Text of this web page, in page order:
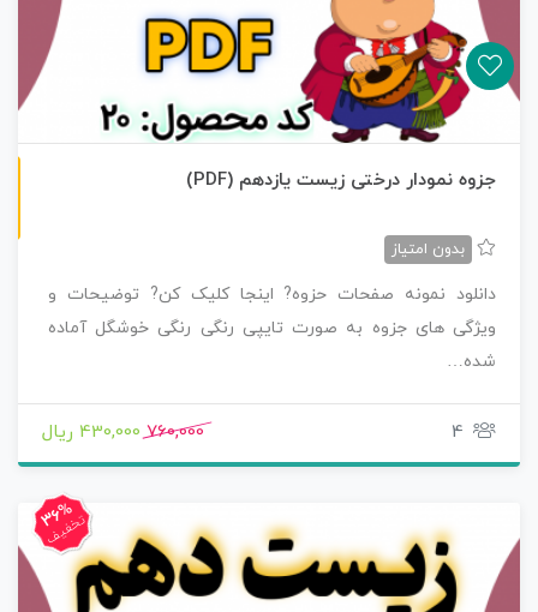
جزوه نمودار درختی زیست یازدهم (PDF)
بدون امتیاز
دانلود نمونه صفحات حزوه? اینجا کلیک کن? توضیحات و
ویژگی های جزوه به صورت تایپی رنگی رنگی خوشگل آماده
شده…
4
760,000 430,000 ریال
36%
تخفیف